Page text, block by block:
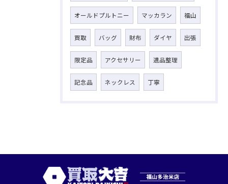
オールドプルトニー マッカラン 福山
買取 バッグ 財布 ダイヤ 出張
限定品 アクセサリー 遺品整理
記念品 ネックレス 丁寧